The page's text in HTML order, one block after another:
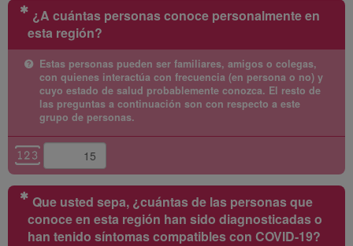
(Esta pregunta es obligatoria)
¿A cuántas personas conoce personalmente en
esta región?
Estas personas pueden ser familiares, amigos o colegas,
con quienes interactúa con frecuencia (en persona o no) y
cuyo estado de salud probablemente conozca. El resto de
las preguntas a continuación son con respecto a este
grupo de personas.
(Esta pregunta es obligatoria)
Que usted sepa, ¿cuántas de las personas que
conoce en esta región han sido diagnosticadas o
han tenido síntomas compatibles con COVID-19?